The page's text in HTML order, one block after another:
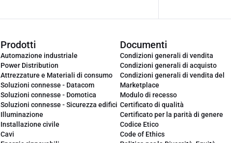
Prodotti
Automazione industriale
Power Distribution
Attrezzature e Materiali di consumo
Soluzioni connesse - Datacom
Soluzioni connesse - Domotica
Soluzioni connesse - Sicurezza edifici
Illuminazione
Installazione civile
Cavi
Documenti
Condizioni generali di vendita
Condizioni generali di acquisto
Condizioni generali di vendita del
Marketplace
Modulo di recesso
Certificato di qualità
Certificato per la parità di genere
Codice Etico
Code of Ethics